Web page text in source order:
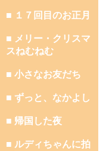
■ １７回目のお正月
■ メリー・クリスマ
スねむねむ
■ 小さなお友だち
■ ずっと、なかよし
■ 帰国した夜
■ ルディちゃんに拍